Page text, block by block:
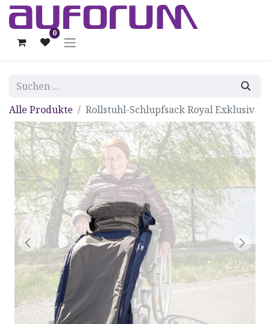
0
Alle Produkte Rollstuhl-Schlupfsack Royal Exklusiv